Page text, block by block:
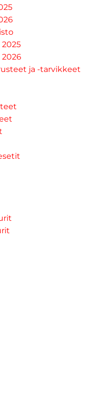
2026
ja -tarvikkeet